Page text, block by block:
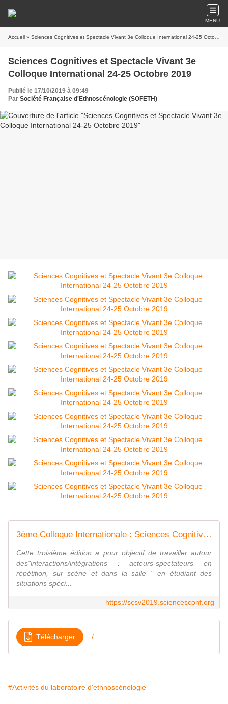
MENU
Accueil » Sciences Cognitives et Spectacle Vivant 3e Colloque International 24-25 Octobre 2019
Sciences Cognitives et Spectacle Vivant 3e
Colloque International 24-25 Octobre 2019
Publié le 17/10/2019 à 09:49
Par Société Française d'Ethnoscénologie (SOFETH)
3ème Colloque Internationale : Sciences Cognitives et Spectacle Vivant - Sciencesconf.org
Cette troisième édition a pour objectif de travailler autour
des"interactions/intégrations : acteurs-spectateurs en
répétition, sur scène et dans la salle " en étudiant des
situations spéci...
https://scsv2019.sciencesconf.org
Télécharger /
#Activités du laboratoire d'ethnoscénologie